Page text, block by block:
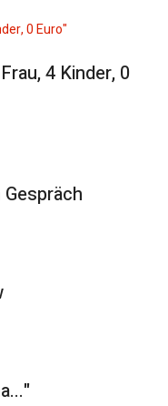
4 Kinder, 0